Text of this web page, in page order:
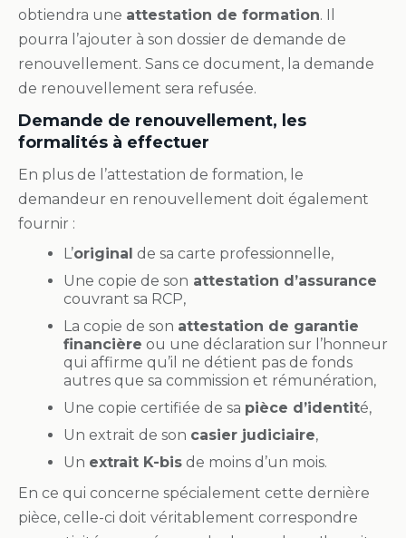
obtiendra une attestation de formation. Il
pourra l’ajouter à son dossier de demande de
renouvellement. Sans ce document, la demande
de renouvellement sera refusée.
Demande de renouvellement, les
formalités à effectuer
En plus de l’attestation de formation, le
demandeur en renouvellement doit également
fournir :
L’original de sa carte professionnelle,
Une copie de son attestation d’assurance
couvrant sa RCP,
La copie de son attestation de garantie
financière ou une déclaration sur l’honneur
qui affirme qu’il ne détient pas de fonds
autres que sa commission et rémunération,
Une copie certifiée de sa pièce d’identité,
Un extrait de son casier judiciaire,
Un extrait K-bis de moins d’un mois.
En ce qui concerne spécialement cette dernière
pièce, celle-ci doit véritablement correspondre